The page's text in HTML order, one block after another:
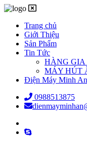
Trang chủ
Giới Thiệu
Sản Phẩm
Tin Tức
HÀNG GIA
MÁY HÚT
Điện Máy Minh An
0988513875